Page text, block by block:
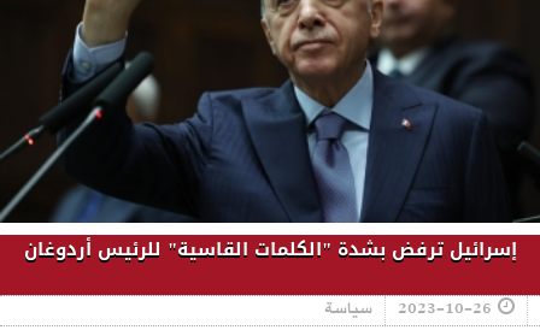
إسرائيل ترفض بشدة "الكلمات القاسية" للرئيس أردوغان
2023-10-26 سياسة